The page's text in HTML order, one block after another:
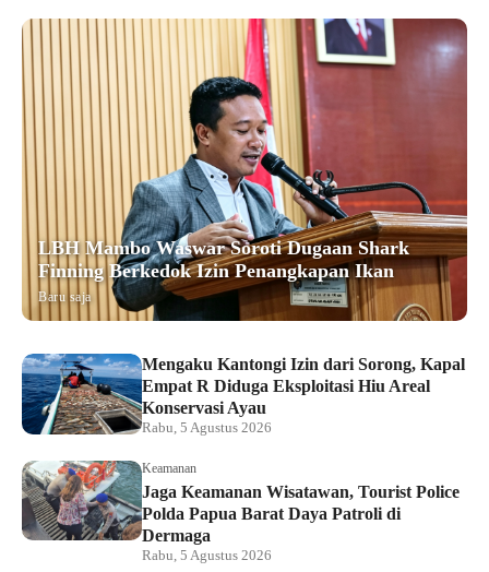
LBH Mambo Waswar Soroti Dugaan Shark
Finning Berkedok Izin Penangkapan Ikan
Baru saja
Mengaku Kantongi Izin dari Sorong, Kapal
Empat R Diduga Eksploitasi Hiu Areal
Konservasi Ayau
Rabu, 5 Agustus 2026
Keamanan
Jaga Keamanan Wisatawan, Tourist Police
Polda Papua Barat Daya Patroli di
Dermaga
Rabu, 5 Agustus 2026